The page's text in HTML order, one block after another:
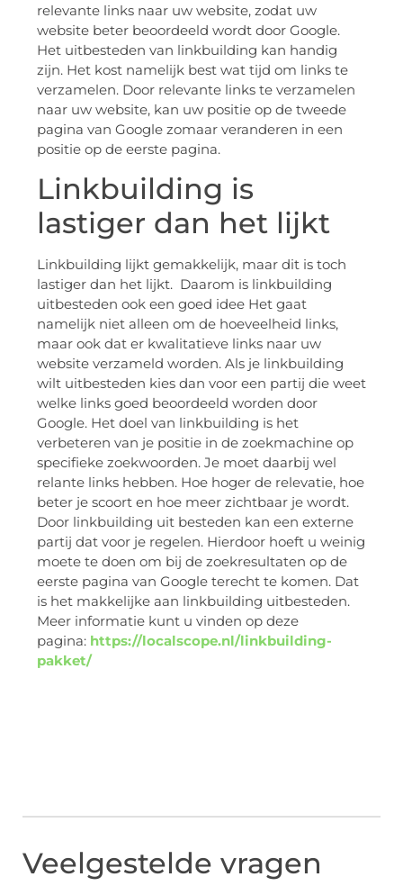
relevante links naar uw website, zodat uw
website beter beoordeeld wordt door Google.
Het uitbesteden van linkbuilding kan handig
zijn. Het kost namelijk best wat tijd om links te
verzamelen. Door relevante links te verzamelen
naar uw website, kan uw positie op de tweede
pagina van Google zomaar veranderen in een
positie op de eerste pagina.
Linkbuilding is
lastiger dan het lijkt
Linkbuilding lijkt gemakkelijk, maar dit is toch
lastiger dan het lijkt. Daarom is linkbuilding
uitbesteden ook een goed idee Het gaat
namelijk niet alleen om de hoeveelheid links,
maar ook dat er kwalitatieve links naar uw
website verzameld worden. Als je linkbuilding
wilt uitbesteden kies dan voor een partij die weet
welke links goed beoordeeld worden door
Google. Het doel van linkbuilding is het
verbeteren van je positie in de zoekmachine op
specifieke zoekwoorden. Je moet daarbij wel
relante links hebben. Hoe hoger de relevatie, hoe
beter je scoort en hoe meer zichtbaar je wordt.
Door linkbuilding uit besteden kan een externe
partij dat voor je regelen. Hierdoor hoeft u weinig
moete te doen om bij de zoekresultaten op de
eerste pagina van Google terecht te komen. Dat
is het makkelijke aan linkbuilding uitbesteden.
Meer informatie kunt u vinden op deze
pagina: https://localscope.nl/linkbuilding-
pakket/
Veelgestelde vragen